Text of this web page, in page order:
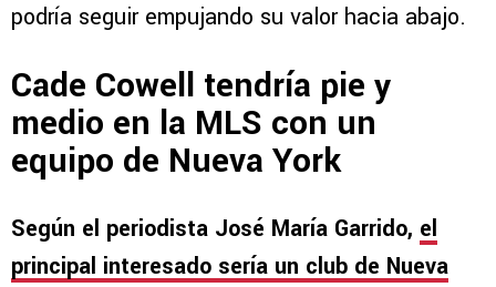
podría seguir empujando su valor hacia abajo.
Cade Cowell tendría pie y
medio en la MLS con un
equipo de Nueva York
Según el periodista José María Garrido, el
principal interesado sería un club de Nueva